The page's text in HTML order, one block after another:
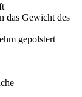
das Gewicht des
gepolstert